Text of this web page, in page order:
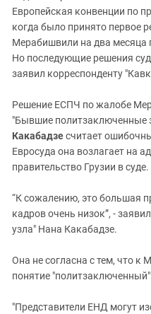
Европейская конвенции по
когда было принято первое
Мерабишвили на два месяца
Но последующие решения
заявил корреспонденту
Решение ЕСПЧ по жалобе
"Бывшие политзаключенные
Какабадзесчитает
Евросуда она возлагает на
правительство Грузии в суде.
“К сожалению, это большая
кадров очень низок”, -
узла" Нана Какабадзе.
Она не согласна с тем, что
понятие
"Представители ЕНД могут